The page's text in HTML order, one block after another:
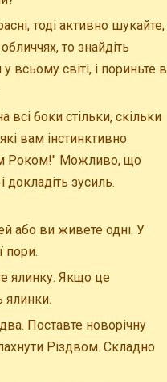
тоді активно шукайте,
то знайдіть
всьому світі, і пориньте в
боки стільки, скільки
вам інстинктивно
Роком!" Можливо, що
докладіть зусиль.
або ви живете одні. У
пори.
ялинку. Якщо це
ялинки.
Поставте новорічну
Різдвом. Складно